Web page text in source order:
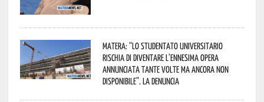
Matera: “Lo studentato universitario
rischia di diventare l’ennesima opera
annunciata tante volte ma ancora non
disponibile”. La denuncia